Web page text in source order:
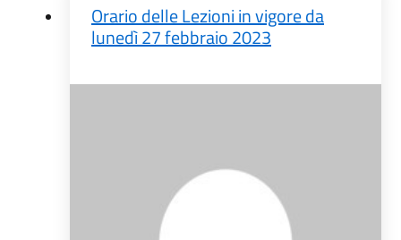
Orario delle Lezioni in vigore da
lunedì 27 febbraio 2023